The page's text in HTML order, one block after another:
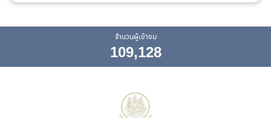
จำนวนผู้เข้าชม
109,128